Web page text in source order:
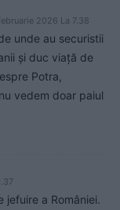
2026 La 7.38
unde au securistii
și duc viață de
Potra,
vedem doar paiul
a României.